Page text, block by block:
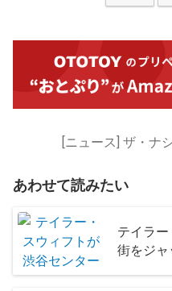
[ニュース] ザ・ナ
あわせて読みたい
テイラ
街をジャ